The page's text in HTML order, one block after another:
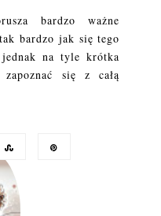
bardzo ważne
bardzo jak się tego
jednak na tyle krótka
się z całą